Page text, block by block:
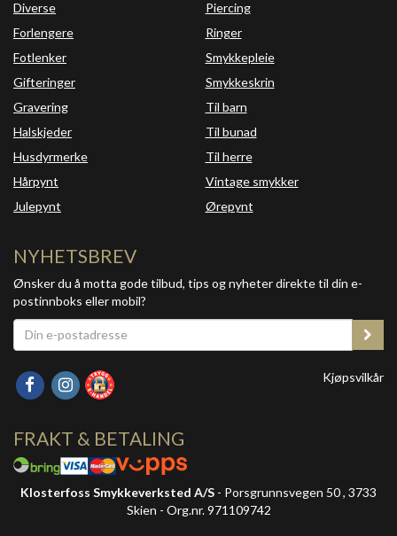
Diverse
Forlengere
Fotlenker
Gifteringer
Gravering
Halskjeder
Husdyrmerke
Hårpynt
Julepynt
Piercing
Ringer
Smykkepleie
Smykkeskrin
Til barn
Til bunad
Til herre
Vintage smykker
Ørepynt
NYHETSBREV
Ønsker du å motta gode tilbud, tips og nyheter direkte til din e-
postinnboks eller mobil?
Kjøpsvilkår
FRAKT & BETALING
Klosterfoss Smykkeverksted A/S - Porsgrunnsvegen 50 , 3733
Skien - Org.nr. 971109742